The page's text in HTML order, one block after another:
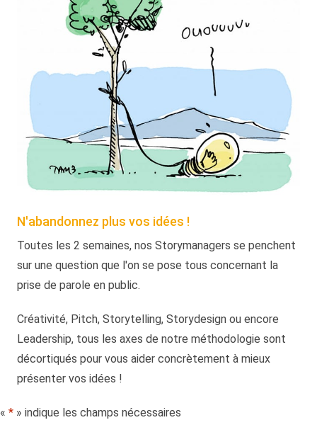
N'abandonnez plus vos idées !
Toutes les 2 semaines, nos Storymanagers se penchent
sur une question que l'on se pose tous concernant la
prise de parole en public.
Créativité, Pitch, Storytelling, Storydesign ou encore
Leadership, tous les axes de notre méthodologie sont
décortiqués pour vous aider concrètement à mieux
présenter vos idées !
« * » indique les champs nécessaires